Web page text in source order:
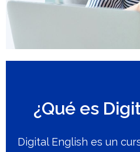
¿Qué es
Digital English es un